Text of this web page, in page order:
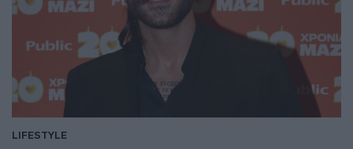
LIFESTYLE